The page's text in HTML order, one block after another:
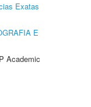
Exatas
E
Academic